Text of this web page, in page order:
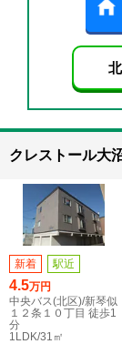
クレストール大
新着 駅近
4.5万円
中央バス(北区)/新琴似
１２条１０丁目 徒歩1
分
1LDK/31㎡